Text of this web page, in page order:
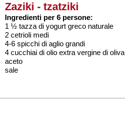
Zaziki - tzatziki
Ingredienti per 6 persone:
1 ½ tazza di yogurt greco naturale
2 cetrioli medi
4-6 spicchi di aglio grandi
4 cucchiai di olio extra vergine di oliva
aceto
sale